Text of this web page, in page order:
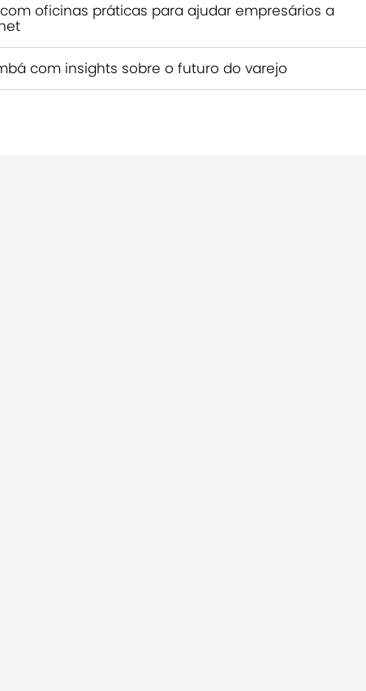
oficinas práticas para ajudar empresários a
com insights sobre o futuro do varejo